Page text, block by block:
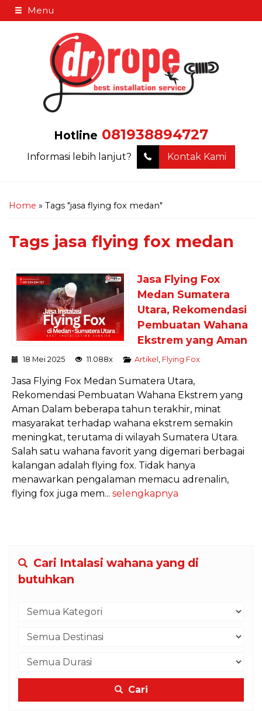
Menu
Hotline 081938894727
Informasi lebih lanjut? Kontak Kami
Home » Tags "jasa flying fox medan"
Tags jasa flying fox medan
Jasa Flying Fox
Medan Sumatera
Utara, Rekomendasi
Pembuatan Wahana
Ekstrem yang Aman
18 Mei 2025 11.088x Artikel Flying Fox
Jasa Flying Fox Medan Sumatera Utara,
Rekomendasi Pembuatan Wahana Ekstrem yang
Aman Dalam beberapa tahun terakhir, minat
masyarakat terhadap wahana ekstrem semakin
meningkat, terutama di wilayah Sumatera Utara.
Salah satu wahana favorit yang digemari berbagai
kalangan adalah flying fox. Tidak hanya
menawarkan pengalaman memacu adrenalin,
flying fox juga mem... selengkapnya
Cari Intalasi wahana yang di
butuhkan
Cari